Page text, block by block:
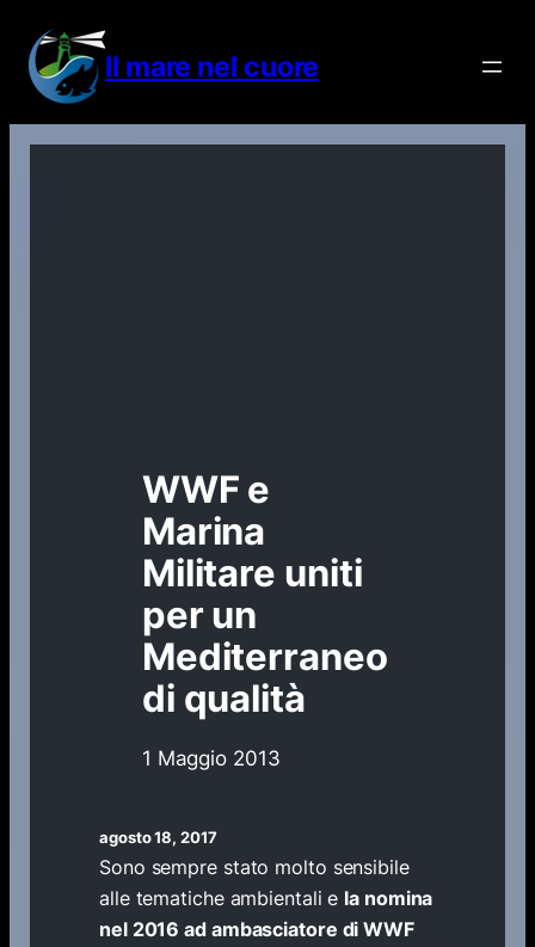
contenuto
Il mare nel cuore
WWF e
Marina
Militare uniti
per un
Mediterraneo
di qualità
1 Maggio 2013
agosto 18, 2017
Sono sempre stato molto sensibile
alle tematiche ambientali e la nomina
nel 2016 ad ambasciatore di WWF